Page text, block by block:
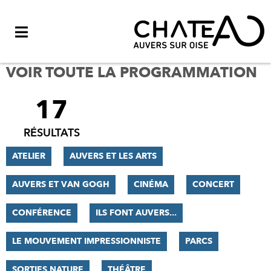
VOIR TOUTE LA PROGRAMMATION
FILTRER
RÉSULTATS
17
RÉSULTATS
ATELIER AUVERS ET LES ARTS
AUVERS ET VAN GOGH CINÉMA CONCERT
CONFÉRENCE ILS FONT AUVERS...
LE MOUVEMENT IMPRESSIONNISTE PARCS